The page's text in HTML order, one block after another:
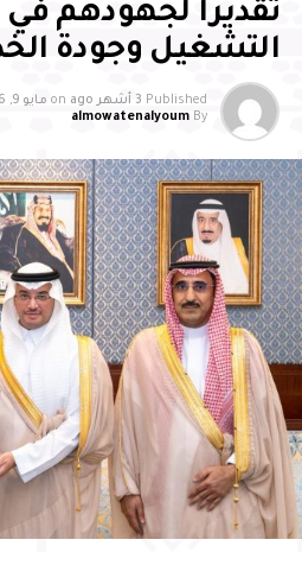
UP
الخباز: جسر عبور بين
DON'T MISS
جناح وزارة العمل والتنمية
الخدمات لزواره خلال مهرجان
تقديرًا لجهودهم في
التشغيل وجودة
Published 3 أشهر ago on مايو 9, 2026
By
almowatenalyoum